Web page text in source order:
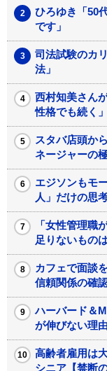
ひろゆき「50
です」
司法試験のカ
法」
西村知美さん
性格でも続く
スタバ店頭か
ネージャーの極
エジソンもモ
人」だけの思
「女性管理職
足りないもの
カフェで面談
信頼関係の確
ハーバード＆
が伸びない理
高齢者雇用は
シニア【禁断